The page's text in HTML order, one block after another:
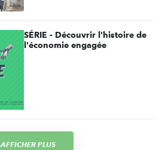
SÉRIE - Découvrir l'histoire de
l'économie engagée
AFFICHER PLUS